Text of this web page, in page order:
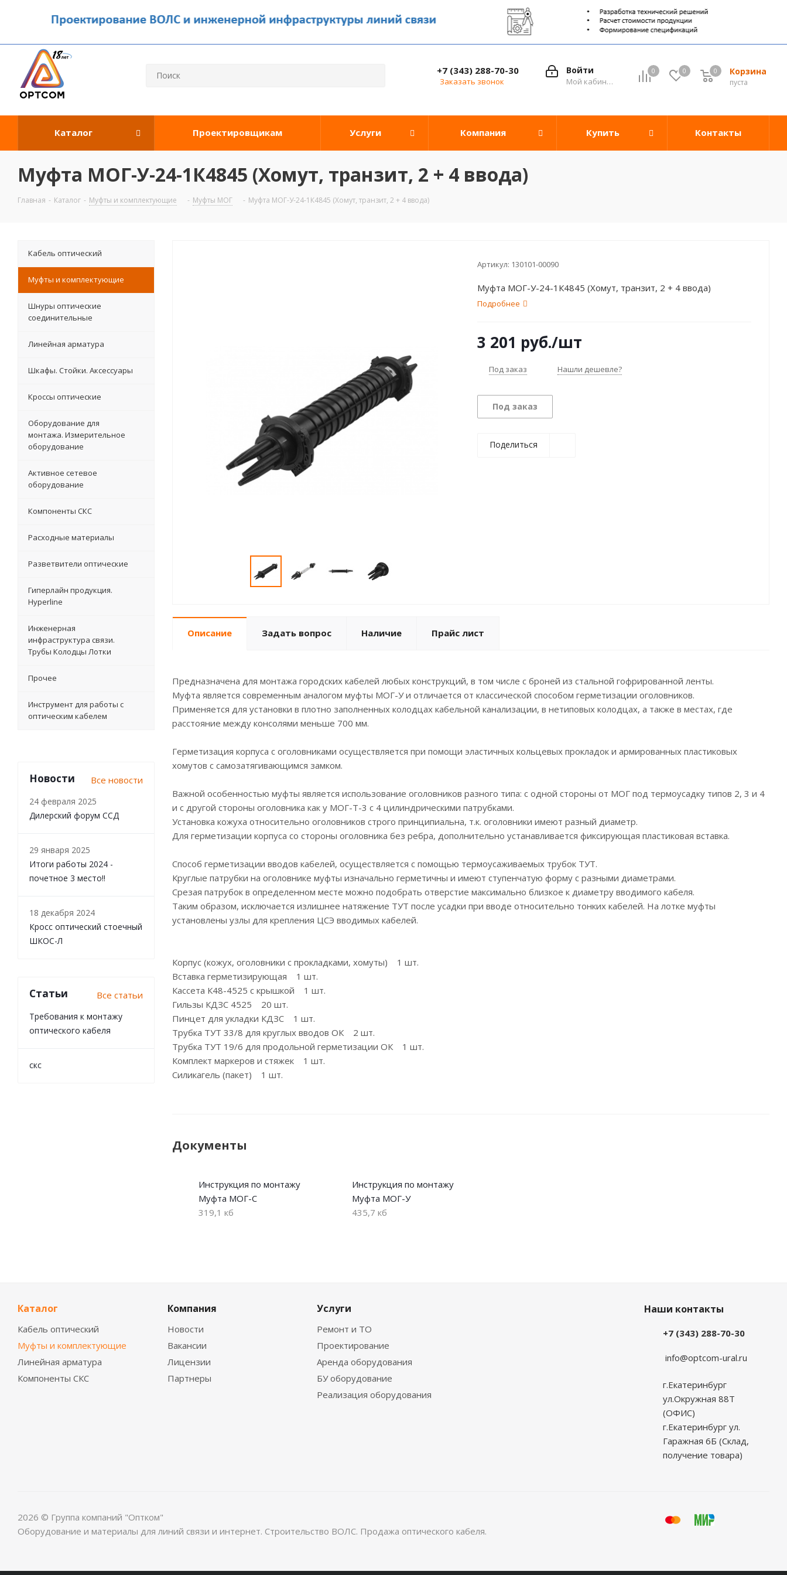
0 0 Корзина
0
пуста
0
Войти
Мой кабинет
+7 (343) 288-70-30
Заказать звонок
Каталог Проектировщикам Услуги Компания Купить Контакты
Муфта МОГ-У-24-1К4845 (Хомут, транзит, 2 + 4 ввода)
Главная - Каталог - Муфты и комплектующие - Муфты МОГ - Муфта МОГ-У-24-1К4845 (Хомут, транзит, 2 + 4 ввода)
Артикул: 130101-00090
Муфта МОГ-У-24-1К4845 (Хомут, транзит, 2 + 4 ввода)
Подробнее
3 201 руб./шт
Под заказ Нашли дешевле?
Под заказ
Поделиться
Описание Задать вопрос Наличие Прайс лист
Предназначена для монтажа городских кабелей любых конструкций, в том числе с броней из стальной гофрированной ленты.
Муфта является современным аналогом муфты МОГ-У и отличается от классической способом герметизации оголовников.
Применяется для установки в плотно заполненных колодцах кабельной канализации, в нетиповых колодцах, а также в местах, где
расстояние между консолями меньше 700 мм.
Герметизация корпуса с оголовниками осуществляется при помощи эластичных кольцевых прокладок и армированных пластиковых
хомутов с самозатягивающимся замком.
Важной особенностью муфты является использование оголовников разного типа: с одной стороны от МОГ под термоусадку типов 2, 3 и 4
и с другой стороны оголовника как у МОГ-Т-3 с 4 цилиндрическими патрубками.
Установка кожуха относительно оголовников строго принципиальна, т.к. оголовники имеют разный диаметр.
Для герметизации корпуса со стороны оголовника без ребра, дополнительно устанавливается фиксирующая пластиковая вставка.
Способ герметизации вводов кабелей, осуществляется с помощью термоусаживаемых трубок ТУТ.
Круглые патрубки на оголовнике муфты изначально герметичны и имеют ступенчатую форму с разными диаметрами.
Срезая патрубок в определенном месте можно подобрать отверстие максимально близкое к диаметру вводимого кабеля.
Таким образом, исключается излишнее натяжение ТУТ после усадки при вводе относительно тонких кабелей. На лотке муфты
установлены узлы для крепления ЦСЭ вводимых кабелей.
Корпус (кожух, оголовники с прокладками, хомуты) 1 шт.
Вставка герметизирующая 1 шт.
Кассета К48-4525 с крышкой 1 шт.
Гильзы КДЗС 4525 20 шт.
Пинцет для укладки КДЗС 1 шт.
Трубка ТУТ 33/8 для круглых вводов ОК 2 шт.
Трубка ТУТ 19/6 для продольной герметизации ОК 1 шт.
Комплект маркеров и стяжек 1 шт.
Силикагель (пакет) 1 шт.
Документы
Инструкция по монтажу
Муфта МОГ-С
319,1 кб
Инструкция по монтажу
Муфта МОГ-У
435,7 кб
Кабель оптический
Муфты и комплектующие
Шнуры оптические
соединительные
Линейная арматура
Шкафы. Стойки. Аксесcуары
Кроссы оптические
Оборудование для
монтажа. Измерительное
оборудование
Активное сетевое
оборудование
Компоненты СКС
Расходные материалы
Разветвители оптические
Гиперлайн продукция.
Hyperline
Инженерная
инфраструктура связи.
Трубы Колодцы Лотки
Прочее
Инструмент для работы с
оптическим кабелем
Новости Все новости
24 февраля 2025
Дилерский форум ССД
29 января 2025
Итоги работы 2024 -
почетное 3 место!!
18 декабря 2024
Кросс оптический стоечный
ШКОС-Л
Статьи Все статьи
Требования к монтажу
оптического кабеля
скс
Каталог
Кабель оптический
Муфты и комплектующие
Линейная арматура
Компоненты СКС
Компания
Новости
Вакансии
Лицензии
Партнеры
Услуги
Ремонт и ТО
Проектирование
Аренда оборудования
БУ оборудование
Реализация оборудования
Наши контакты
+7 (343) 288-70-30
info@optcom-ural.ru
г.Екатеринбург
ул.Окружная 88Т
(ОФИС)
г.Екатеринбург ул.
Гаражная 6Б (Склад,
получение товара)
2026 © Группа компаний "Оптком"
Оборудование и материалы для линий связи и интернет. Строительство ВОЛС. Продажа оптического кабеля.